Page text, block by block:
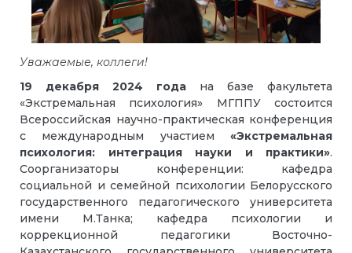
Уважаемые, коллеги!
19 декабря 2024 года на базе факультета
«Экстремальная психология» МГППУ состоится
Всероссийская научно-практическая конференция
с международным участием «Экстремальная
психология: интеграция науки и практики».
Соорганизаторы конференции: кафедра
социальной и семейной психологии Белорусского
государственного педагогического университета
имени М.Танка; кафедра психологии и
коррекционной педагогики Восточно-